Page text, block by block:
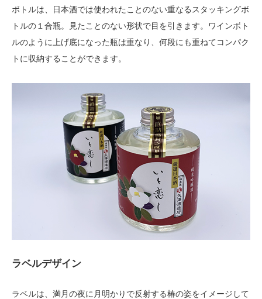
ボトルは、日本酒では使われたことのない重なるスタッキングボ
トルの１合瓶。見たことのない形状で目を引きます。ワインボト
ルのように上げ底になった瓶は重なり、何段にも重ねてコンパク
トに収納することができます。
ラベルデザイン
ラベルは、満月の夜に月明かりで反射する椿の姿をイメージして